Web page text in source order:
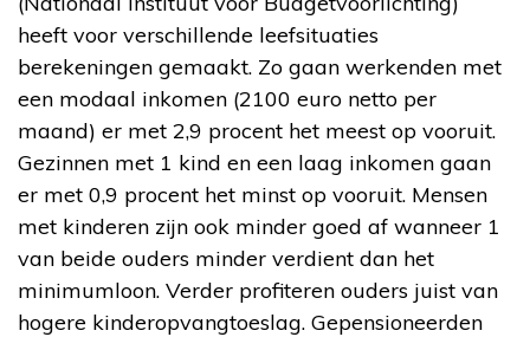
heeft voor verschillende leefsituaties
berekeningen gemaakt. Zo gaan werkenden met
een modaal inkomen (2100 euro netto per
maand) er met 2,9 procent het meest op vooruit.
Gezinnen met 1 kind en een laag inkomen gaan
er met 0,9 procent het minst op vooruit. Mensen
met kinderen zijn ook minder goed af wanneer 1
van beide ouders minder verdient dan het
minimumloon. Verder profiteren ouders juist van
hogere kinderopvangtoeslag. Gepensioneerden